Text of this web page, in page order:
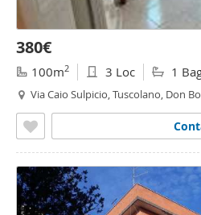
380€
100m2 3 Loc 1
Via Caio Sulpicio, Tuscolano, Don